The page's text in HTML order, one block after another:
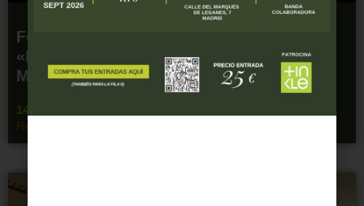
Fourth edition of the soul charity concert
«Health for Africa» on 18 September in
Madrid
14 July 2026
Read more "